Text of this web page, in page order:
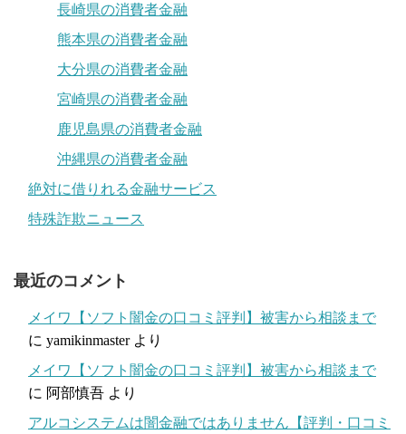
長崎県の消費者金融
熊本県の消費者金融
大分県の消費者金融
宮崎県の消費者金融
鹿児島県の消費者金融
沖縄県の消費者金融
絶対に借りれる金融サービス
特殊詐欺ニュース
最近のコメント
メイワ【ソフト闇金の口コミ評判】被害から相談まで
に yamikinmasterより
メイワ【ソフト闇金の口コミ評判】被害から相談まで
に 阿部慎吾 より
アルコシステムは闇金融ではありません【評判・口コミ